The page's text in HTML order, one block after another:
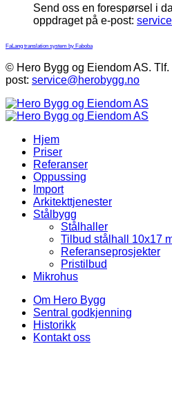
Send oss en forespørsel i
oppdraget på e-post:
FaLang translation system by Faboba
© Hero Bygg og Eiendom AS.
post: service@herobygg.no
Hjem
Priser
Referanser
Oppussing
Import
Arkitekttjenester
Stålbygg
Stålhaller
Tilbud stålhall 10x17
Referanseprosjekter
Pristilbud
Mikrohus
Om Hero Bygg
Sentral godkjenning
Historikk
Kontakt oss